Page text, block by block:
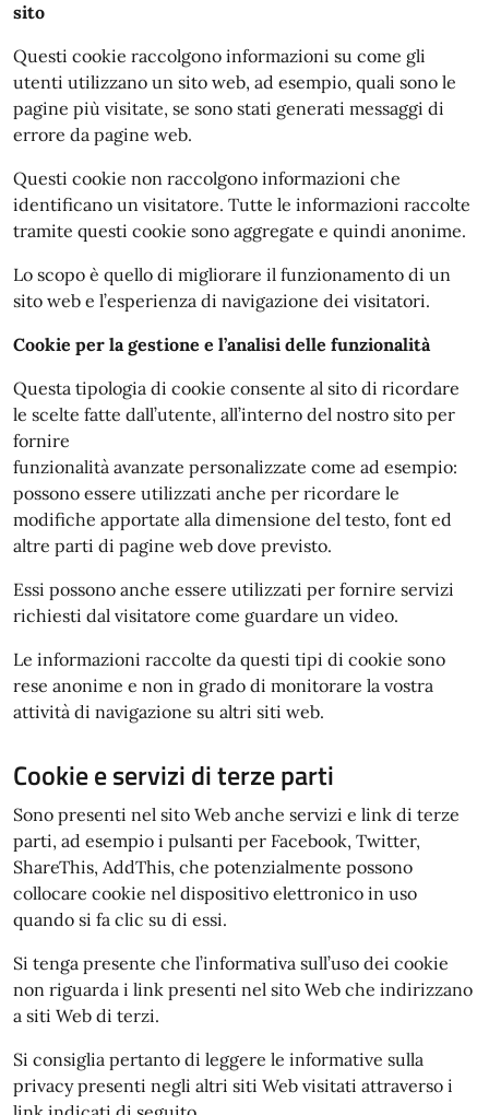
sito
Questi cookie raccolgono informazioni su come gli
utenti utilizzano un sito web, ad esempio, quali sono le
pagine più visitate, se sono stati generati messaggi di
errore da pagine web.
Questi cookie non raccolgono informazioni che
identificano un visitatore. Tutte le informazioni raccolte
tramite questi cookie sono aggregate e quindi anonime.
Lo scopo è quello di migliorare il funzionamento di un
sito web e l’esperienza di navigazione dei visitatori.
Cookie per la gestione e l’analisi delle funzionalità
Questa tipologia di cookie consente al sito di ricordare
le scelte fatte dall’utente, all’interno del nostro sito per
fornire
funzionalità avanzate personalizzate come ad esempio:
possono essere utilizzati anche per ricordare le
modifiche apportate alla dimensione del testo, font ed
altre parti di pagine web dove previsto.
Essi possono anche essere utilizzati per fornire servizi
richiesti dal visitatore come guardare un video.
Le informazioni raccolte da questi tipi di cookie sono
rese anonime e non in grado di monitorare la vostra
attività di navigazione su altri siti web.
Cookie e servizi di terze parti
Sono presenti nel sito Web anche servizi e link di terze
parti, ad esempio i pulsanti per Facebook, Twitter,
ShareThis, AddThis, che potenzialmente possono
collocare cookie nel dispositivo elettronico in uso
quando si fa clic su di essi.
Si tenga presente che l’informativa sull’uso dei cookie
non riguarda i link presenti nel sito Web che indirizzano
a siti Web di terzi.
Si consiglia pertanto di leggere le informative sulla
privacy presenti negli altri siti Web visitati attraverso i